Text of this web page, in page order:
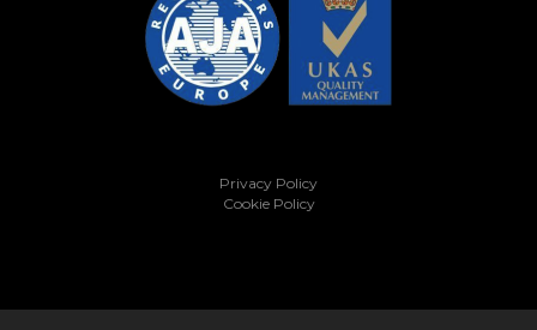
Privacy Policy
Cookie Policy